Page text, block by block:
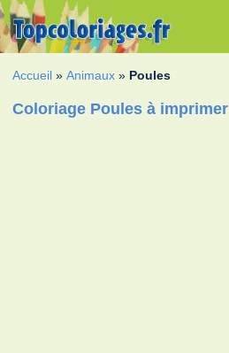
Accueil »Animaux » Poules
Coloriage Poules à imprimer